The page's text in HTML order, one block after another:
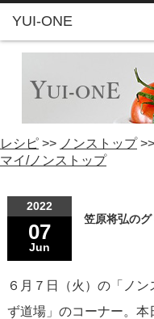
YUI-ONE
レシピ >> ノンストップ>>
マイ/ノンストップ
2022
07
Jun
笠原将弘の
６月７日（火）の「ノ
ず道場」のコーナー。